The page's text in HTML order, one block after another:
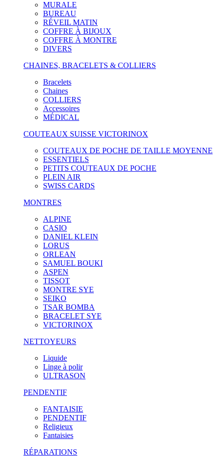
MURALE
BUREAU
RÉVEIL MATIN
COFFRE À BIJOUX
COFFRE À MONTRE
DIVERS
CHAINES, BRACELETS & COLLIERS
Bracelets
Chaines
COLLIERS
Accessoires
MÉDICAL
COUTEAUX SUISSE VICTORINOX
COUTEAUX DE POCHE DE TAILLE MOYENNE
ESSENTIELS
PETITS COUTEAUX DE POCHE
PLEIN AIR
SWISS CARDS
MONTRES
ALPINE
CASIO
DANIEL KLEIN
LORUS
ORLEAN
SAMUEL BOUKI
ASPEN
TISSOT
MONTRE SYE
SEIKO
TSAR BOMBA
BRACELET SYE
VICTORINOX
NETTOYEURS
Liquide
Linge à polir
ULTRASON
PENDENTIF
FANTAISIE
PENDENTIF
Religieux
Fantaisies
RÉPARATIONS